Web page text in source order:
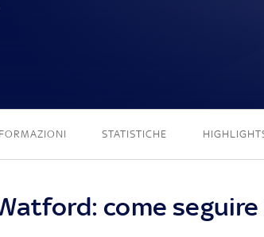
FORMAZIONI STATISTICHE
come